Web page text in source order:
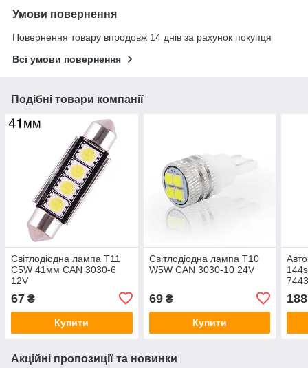
Умови повернення
Повернення товару впродовж 14 днів за рахунок покупця
Всі умови повернення
Подібні товари компанії
Світлодіодна лампа T11
C5W 41мм CAN 3030-6
12V
67 ₴
Купити
Світлодіодна лампа T10
W5W CAN 3030-10 24V
69₴
Купити
188
Акційні пропозиції та новинки